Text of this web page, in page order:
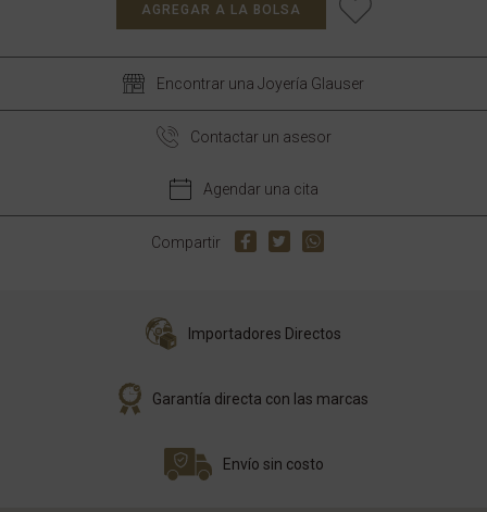
AGREGAR A LA BOLSA
Encontrar una Joyería Glauser
Contactar un asesor
Agendar una cita
Compartir
Importadores Directos
Garantía directa con las marcas
Envío sin costo